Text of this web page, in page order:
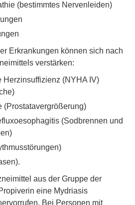
(bestimmtes Nervenleiden)
Erkrankungen können sich nach
verstärken:
Herzinsuffizienz (NYHA IV)
(Prostatavergrößerung)
(Sodbrennen und
aus der Gruppe der
eine Mydriasis
Bei Personen mit